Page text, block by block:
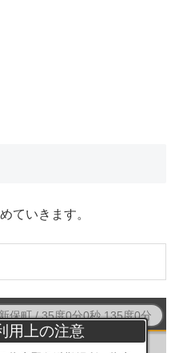
ていきます。